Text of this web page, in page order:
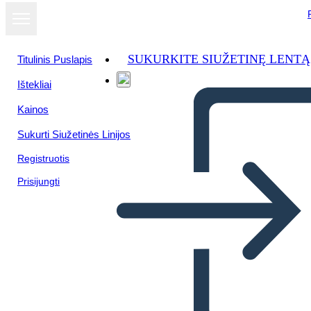
Titulinis Puslapis
Ištekliai
Kainos
Sukurti Siužetinės Linijos
Registruotis
Prisijungti
SUKURKITE SIUŽETINĘ LENTĄ